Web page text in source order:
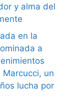
y alma del
en la
a
un
lucha por